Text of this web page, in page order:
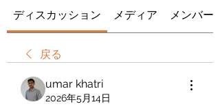
ディスカッション メディア メンバー
戻る
umar khatri
2026年5月14日